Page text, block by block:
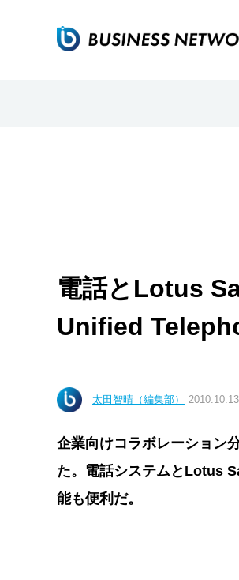
電話とLotus
Unified
太田智晴（編集部） 2010.10.13
企業向けコラボレーション
た。電話システムとLotus
能も便利だ。